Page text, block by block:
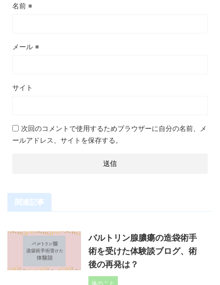
名前 ※
メール ※
サイト
次回のコメントで使用するためブラウザーに自分の名前、メ
ールアドレス、サイトを保存する。
関連記事
バルトリン腺膿瘍の造袋術手
術を受けた体験談ブログ、術
後の再発は？
体のこと